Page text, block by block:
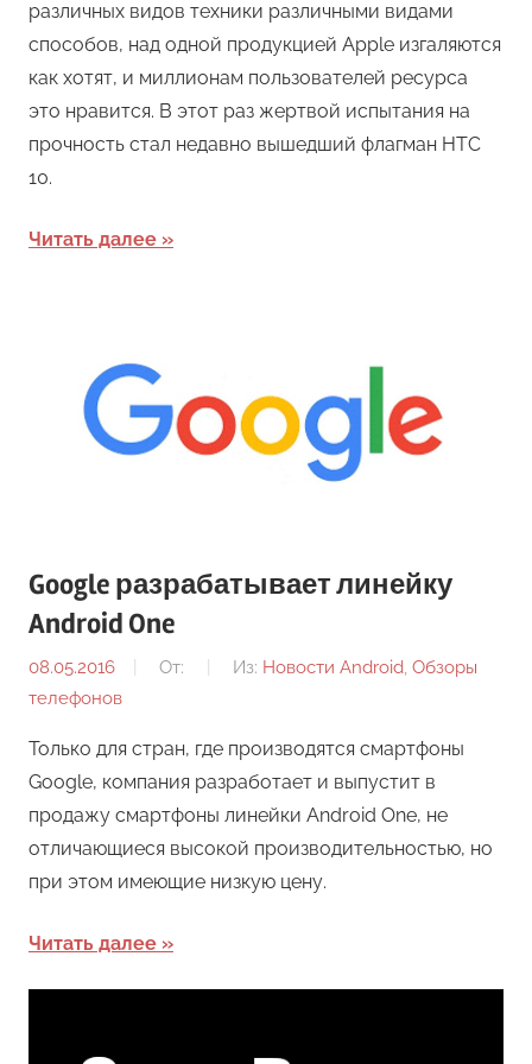
различных видов техники различными видами
способов, над одной продукцией Apple изгаляются
как хотят, и миллионам пользователей ресурса
это нравится. В этот раз жертвой испытания на
прочность стал недавно вышедший флагман HTC
10.
Читать далее
Google разрабатывает линейку
Android One
08.05.2016 От: Из: Новости Android, Обзоры
телефонов
Только для стран, где производятся смартфоны
Google, компания разработает и выпустит в
продажу смартфоны линейки Android One, не
отличающиеся высокой производительностью, но
при этом имеющие низкую цену.
Читать далее